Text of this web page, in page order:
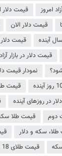
امروز
قیمت دلار
قیمت دلار الان
آینده
قیمت دلار
قیمت دلار در بازار آزاد
نمودار قیمت
قیمت طلای 21
در روز‌های آینده
قیمت طلا سکه
سکه و دلار
قیمت طلای 18 عیار